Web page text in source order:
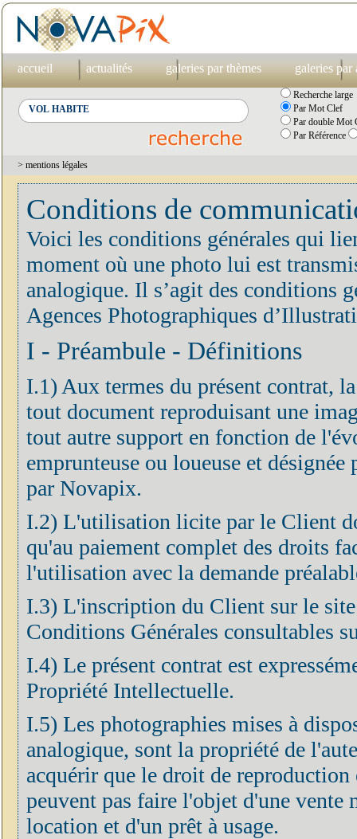
accueil actualités galeries par thèmes galeries par
Recherche large
Par Mot Clef
Par double Mot
Par Référence
> mentions légales
Conditions de
Voici les conditions générales qui
moment où une photo lui est
analogique. Il s’agit des conditions
Agences Photographiques
I - Préambule - Définitions
I.1) Aux termes du présent contrat,
tout document reproduisant une
tout autre support en fonction de
emprunteuse ou loueuse et
par Novapix.
I.2) L'utilisation licite par le Client
qu'au paiement complet des droits
l'utilisation avec la demande
I.3) L'inscription du Client sur le
Conditions Générales consultables
I.4) Le présent contrat est
Propriété Intellectuelle.
I.5) Les photographies mises à
analogique, sont la propriété de
acquérir que le droit de
peuvent pas faire l'objet d'une vente
location et d'un prêt à usage.